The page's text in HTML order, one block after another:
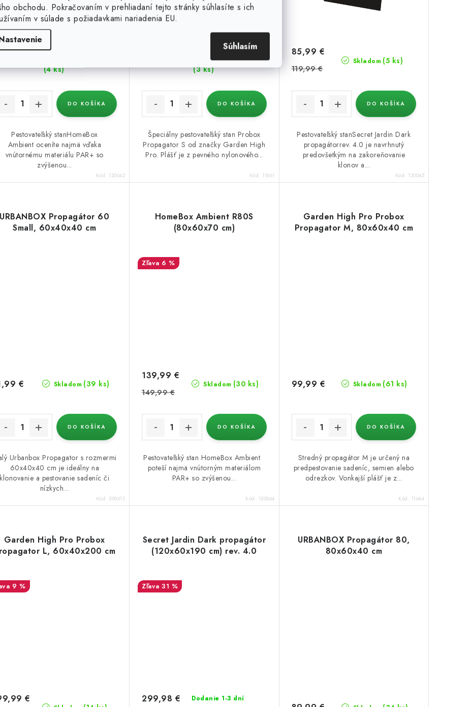
obchodu. Pokračovaním v prehliadaní tejto stránky súhlasíte s ich
v súlade s požiadavkami nariadenia EU.
Súhlasím
Dodanie 1-3 dní
(4 ks)
DO KOŠÍKA
Pestovateľský stanHomeBox
Ambient oceníte najmä vďaka
vnútornému materiálu PAR+ so
zvýšenou...
Kód: 120042
Dodanie 1-3 dní
(3 ks)
DO KOŠÍKA
Špeciálny pestovateľský stan Probox
Propagator S od značky Garden High
Pro. Plášť je z pevného nylonového...
Kód: 11661
Skladom (5 ks)
85,99 €
119,99 €
DO KOŠÍKA
Pestovateľský stanSecret Jardin Dark
propagátorrev. 4.0 je navrhnutý
predovšetkým na zakoreňovanie
klonov a...
Kód: 120045
URBANBOX Propagátor 60
Small, 60x40x40 cm
Skladom (39 ks)
€
DO KOŠÍKA
Urbanbox Propagator s rozmermi
60x40x40 cm je ideálny na
klonovanie a pestovanie sadeníc či
nízkych...
Kód: 200612
HomeBox Ambient R80S
(80x60x70 cm)
6 %
Skladom (30 ks)
139,99 €
149,99 €
DO KOŠÍKA
Pestovateľský stan HomeBox Ambient
poteší najmä vnútorným materiálom
PAR+ so zvýšenou...
Kód: 120064
Garden High Pro Probox
Propagator M, 80x60x40 cm
Skladom (61 ks)
99,99 €
DO KOŠÍKA
Stredný propagátor M je určený na
predpestovanie sadeníc, semien alebo
odrezkov. Vonkajší plášť je z...
Kód: 11664
Garden High Pro Probox
L, 60x40x200 cm
9 %
€
Secret Jardin Dark propagátor
(120x60x190 cm) rev. 4.0
31 %
Dodanie 1-3 dní
299,98 €
URBANBOX Propagátor 80,
80x60x40 cm